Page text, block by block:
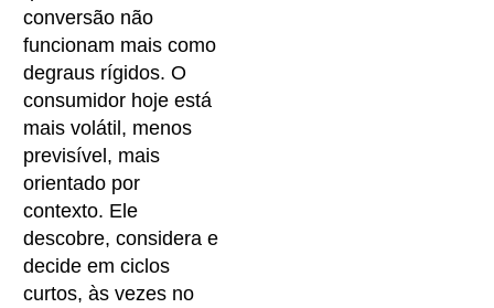
conversão não
funcionam mais como
degraus rígidos. O
consumidor hoje está
mais volátil, menos
previsível, mais
orientado por
contexto. Ele
descobre, considera e
decide em ciclos
curtos, às vezes no